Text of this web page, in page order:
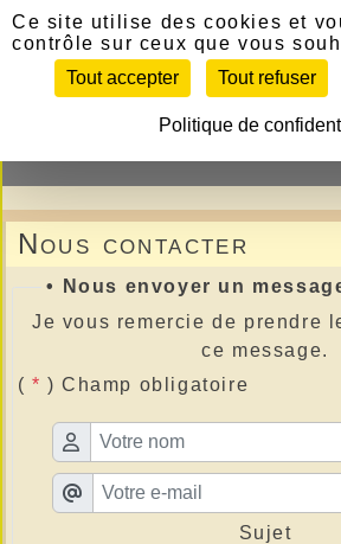
Nous contacter
• Nous envoyer un
Je vous remercie de prendre
ce message.
( * ) Champ obligatoire
Sujet
Panneau de gestion des cookies
Ce site utilise des cookies et
contrôle sur ceux que vous
Tout accepter
Tout refuser
Politique de